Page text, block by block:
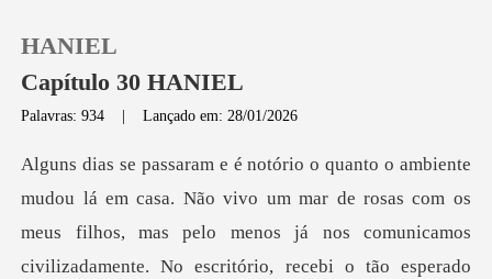
0
Loja
HANIEL
Capítulo 30 HANIEL
Palavras: 934 |Lançado em: 28/01/2026
s, mas pelo menos já nos comunicamos
civilizadamente. No escritório, recebi o tão esperado